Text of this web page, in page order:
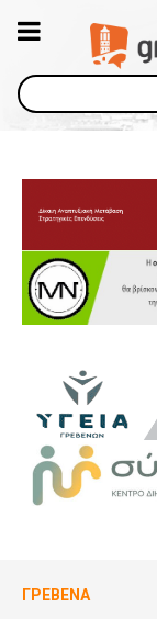
Αναζήτηση
ΓΡΕΒΕΝΆ